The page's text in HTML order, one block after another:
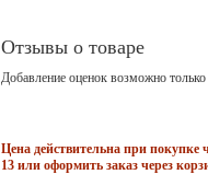
Отзывы о товаре
Добавление оценок возможно
Цена действительна при покупке
13 или оформить заказ через